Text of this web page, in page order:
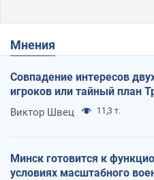
Мнения
Совпадение интересов
игроков или тайный план
Виктор Швец 11,3 т.
Минск готовится к
условиях масштабного